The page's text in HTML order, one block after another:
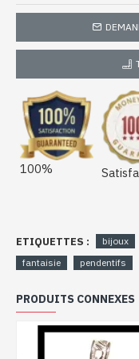
100%
ETIQUETTES : bijoux
fantaisie
pendentifs
PRODUITS CONNEXES